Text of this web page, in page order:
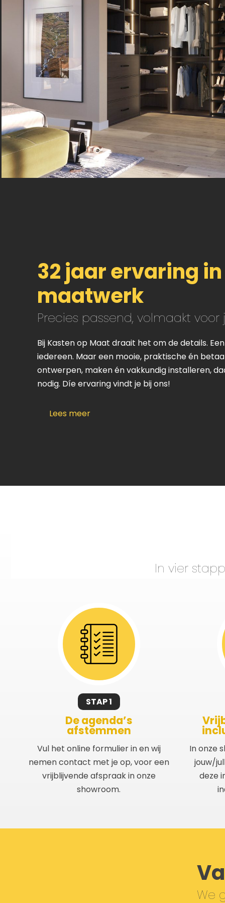
32 jaar ervaring in
maatwerk
Precies passend, volmaakt
Bij Kasten op Maat draait het om de details.
iedereen. Maar een mooie, praktische én
ontwerpen, maken én vakkundig installeren,
nodig. Díe ervaring vindt je bij ons!
Lees meer
In vier
STAP 1
De agenda’s
afstemmen
Vul het online formulier in en wij
nemen contact met je op, voor een
vrijblijvende afspraak in onze
showroom.
In onze
jouw/
deze
We